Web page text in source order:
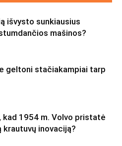
išvysto sunkiausius
mašinos?
geltoni stačiakampiai tarp
kad 1954 m. Volvo pristatė
krautuvų inovaciją?